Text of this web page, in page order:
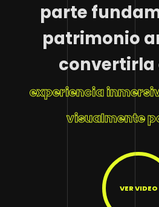
parte
patrimonio
convertirla
experiencia
visualmente
VER VIDEO